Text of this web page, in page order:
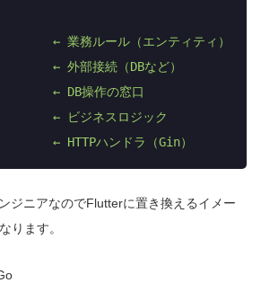
←
業務ルール（エンティティ）
←
外部接続（DBなど）
←
DB操作の窓口
←
ビジネスロジック
←
HTTPハンドラ（Gin）
ジニアなのでFlutterに置き換えるイメー
ります。